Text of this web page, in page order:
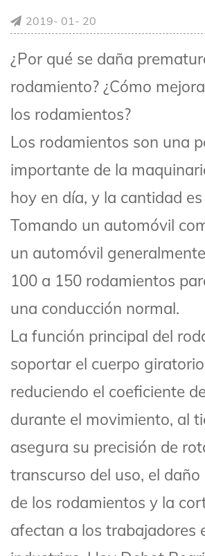
2019- 01- 20
¿Por qué se daña
rodamiento? ¿Cómo
los rodamientos?
Los rodamientos son una
importante de la
hoy en día, y la cantidad
Tomando un automóvil
un automóvil
100 a 150 rodamientos
una conducción normal.
La función principal del
soportar el cuerpo
reduciendo el coeficiente
durante el movimiento, al
asegura su precisión de
transcurso del uso, el
de los rodamientos y la
afectan a los trabajadores